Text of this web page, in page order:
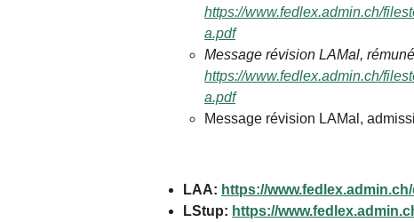
https://www.fedlex.admin.ch/
a.pdf
Message révision LAMal,
https://www.fedlex.admin.ch/
a.pdf
Message révision LAMal,
LAA: https://
LStup: https://